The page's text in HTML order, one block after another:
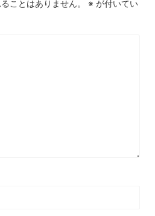
ことはありません。 ※ が付いてい